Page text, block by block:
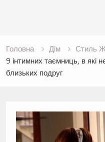
Головна Дім
Стиль
9 інтимних таємниць, в які
близьких подруг